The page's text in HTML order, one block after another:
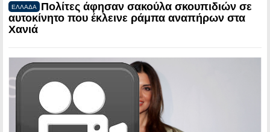
ΕΛΛΑΔΑ
Πολίτες άφησαν σακούλα σκουπιδιών σε
αυτοκίνητο που έκλεινε ράμπα αναπήρων στα
Χανιά